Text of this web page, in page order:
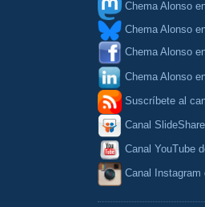
Chema Alonso
Chema Alonso
Chema Alonso
Chema Alonso
Suscríbete al
Canal
Canal YouTube
Canal Instagram